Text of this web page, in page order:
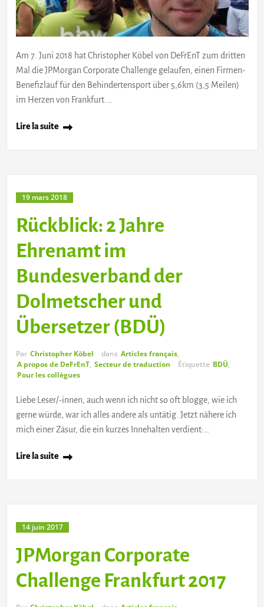
Am 7. Juni 2018 hat Christopher Köbel von DeFrEnT zum dritten
Mal die JPMorgan Corporate Challenge gelaufen, einen Firmen-
Benefizlauf für den Behindertensport über 5,6km (3,5 Meilen)
im Herzen von Frankfurt.…
Lire la suite
19 mars 2018
Rückblick: 2 Jahre
Ehrenamt im
Bundesverband der
Dolmetscher und
Übersetzer (BDÜ)
Par Christopher Köbel dans Articles français,
A propos de DeFrEnT, Secteur de traduction Étiquette BDÜ,
Pour les collègues
Liebe Leser/-innen, auch wenn ich nicht so oft blogge, wie ich
gerne würde, war ich alles andere als untätig. Jetzt nähere ich
mich einer Zäsur, die ein kurzes Innehalten verdient:…
Lire la suite
14 juin 2017
JPMorgan Corporate
Challenge Frankfurt 2017